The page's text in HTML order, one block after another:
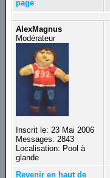
page
AlexMagnus
Modérateur
Inscrit le: 23 Mai 2006
Messages: 2843
Localisation: Pool à
glande
Revenir en haut de